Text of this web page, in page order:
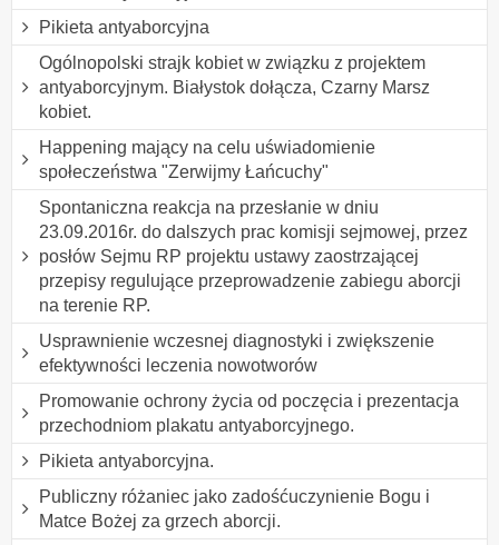
Pikieta antyaborcyjna
Ogólnopolski strajk kobiet w związku z projektem
antyaborcyjnym. Białystok dołącza, Czarny Marsz
kobiet.
Happening mający na celu uświadomienie
społeczeństwa "Zerwijmy Łańcuchy"
Spontaniczna reakcja na przesłanie w dniu
23.09.2016r. do dalszych prac komisji sejmowej, przez
posłów Sejmu RP projektu ustawy zaostrzającej
przepisy regulujące przeprowadzenie zabiegu aborcji
na terenie RP.
Usprawnienie wczesnej diagnostyki i zwiększenie
efektywności leczenia nowotworów
Promowanie ochrony życia od poczęcia i prezentacja
przechodniom plakatu antyaborcyjnego.
Pikieta antyaborcyjna.
Publiczny różaniec jako zadośćuczynienie Bogu i
Matce Bożej za grzech aborcji.